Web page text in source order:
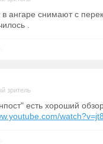
в ангаре снимают с
.
зритель
есть хороший